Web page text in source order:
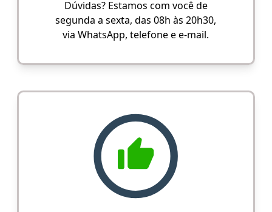
Dúvidas? Estamos com você de
segunda a sexta, das 08h às 20h30,
via WhatsApp, telefone e e-mail.